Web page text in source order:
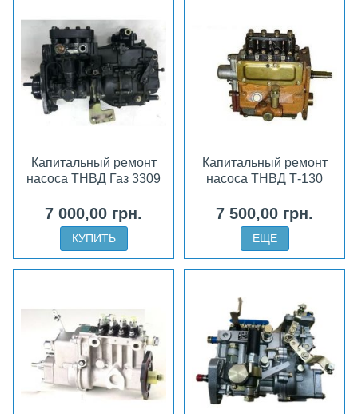
Капитальный ремонт
насоса ТНВД Газ 3309
7 000,00 грн.
КУПИТЬ
Капитальный ремонт
насоса ТНВД Т-130
7 500,00 грн.
ЕЩЕ